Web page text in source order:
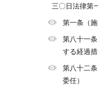
三〇日法律第
第一条（施
第八十一
する経過措
第八十二
委任）